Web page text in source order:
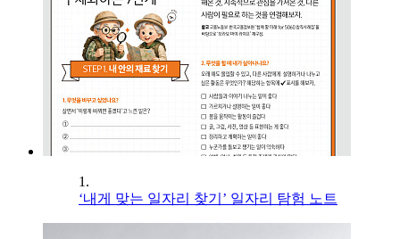
1.
‘내게 맞는 일자리 찾기’ 일자리 탐험 노트